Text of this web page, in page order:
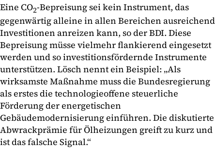
Eine CO2-Bepreisung sei kein Instrument, das
gegenwärtig alleine in allen Bereichen ausreichend
Investitionen anreizen kann, so der BDI. Diese
Bepreisung müsse vielmehr flankierend eingesetzt
werden und so investitionsfördernde Instrumente
unterstützen. Lösch nennt ein Beispiel: „Als
wirksamste Maßnahme muss die Bundesregierung
als erstes die technologieoffene steuerliche
Förderung der energetischen
Gebäudemodernisierung einführen. Die diskutierte
Abwrackprämie für Ölheizungen greift zu kurz und
ist das falsche Signal.“